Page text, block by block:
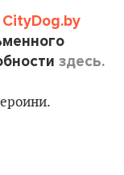
CityDog.by
здесь.